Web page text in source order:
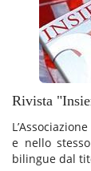
Rivista
e nello
bilingue dal